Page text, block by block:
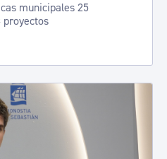
municipales 25
proyectos